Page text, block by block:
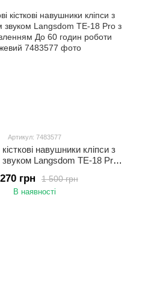
Артикул: 7483577
навушники кліпси з
Langsdom TE-18 Pro з
Бежевий1 500 грн
грн
В наявності